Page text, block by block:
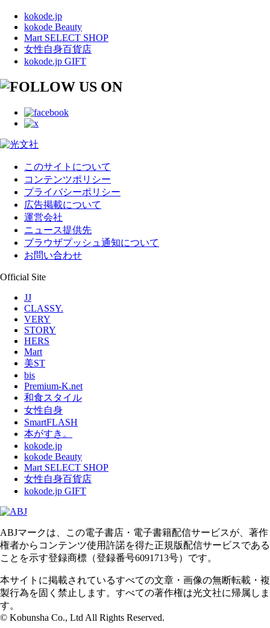
kokode.jp
kokode Beauty
Mart SELECT SHOP
女性自身百貨店
kokode.jp GIFT
このサイトについて
コンテンツポリシー
プライバシーポリシー
広告掲載について
運営会社
ニュース提供先
ブラウザプッシュ通知について
お問い合わせ
Official Site
JJ
CLASSY.
VERY
STORY
HERS
Mart
美ST
bis
Premium-K.net
和食スタイル
女性自身
SmartFLASH
本がすき。
kokode.jp
kokode Beauty
Mart SELECT SHOP
女性自身百貨店
kokode.jp GIFT
ABJマークは、この電子書店・電子書籍配信サービスが、著作
権者からコンテンツ使用許諾を得た正規版配信サービスである
ことを示す登録商標（登録番号6091713号）です。
本サイトに掲載されているすべての文章・画像の無断転載・複
製行為を固く禁止します。すべての著作権は光文社に帰属しま
す。
© Kobunsha Co., Ltd All Rights Reserved.